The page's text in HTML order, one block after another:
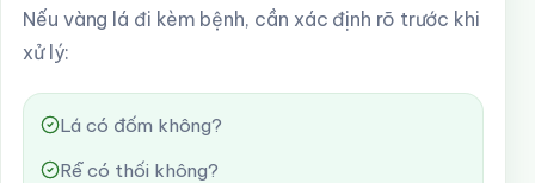
Nếu vàng lá đi kèm bệnh, cần xác định rõ trước khi
xử lý:
Lá có đốm không?
Rễ có thối không?